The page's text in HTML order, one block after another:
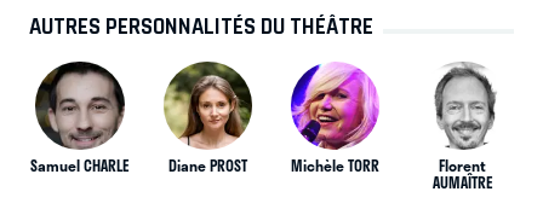
AUTRES PERSONNALITÉS DU THÉÂTRE
Samuel CHARLE Diane PROST Michèle TORR Florent
AUMAÎTRE